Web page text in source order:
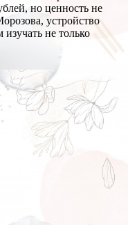
но ценность не
устройство
не только